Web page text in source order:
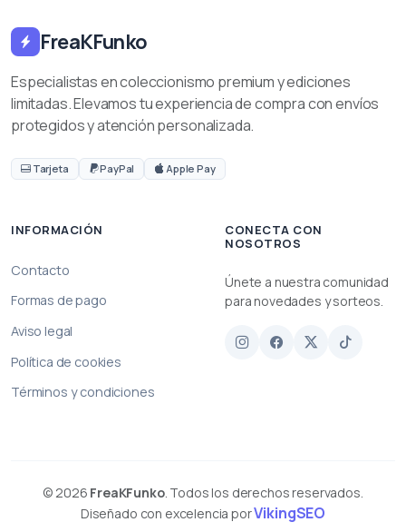
FreaKFunko
Especialistas en coleccionismo premium y ediciones
limitadas. Elevamos tu experiencia de compra con envíos
protegidos y atención personalizada.
Tarjeta PayPal Apple Pay
INFORMACIÓN
Contacto
Formas de pago
Aviso legal
Política de cookies
Términos y condiciones
CONECTA CON
NOSOTROS
Únete a nuestra comunidad
para novedades y sorteos.
© 2026 FreaKFunko. Todos los derechos reservados.
Diseñado con excelencia porVikingSEO